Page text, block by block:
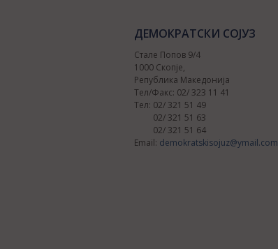
ДЕМОКРАТСКИ СОЈУЗ
Стале Попов 9/4
1000 Скопје,
Република Македонија
Тел/Факс: 02/ 323 11 41
Тел: 02/ 321 51 49
02/ 321 51 63
02/ 321 51 64
Email: demokratskisojuz@ymail.com